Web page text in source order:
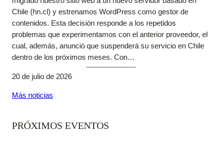
Chile (hn.cl) y estrenamos WordPress como gestor de
contenidos. Esta decisión responde a los repetidos
problemas que experimentamos con el anterior proveedor, el
cual, además, anunció que suspenderá su servicio en Chile
dentro de los próximos meses. Con…
20 de julio de 2026
Más noticias
PRÓXIMOS EVENTOS